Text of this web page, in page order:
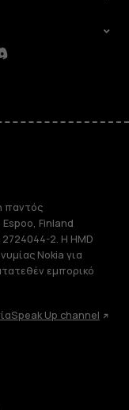
παντός
Finland
2724044-2. Η HMD
Nokia για
εμπορικό
Speak Up channel